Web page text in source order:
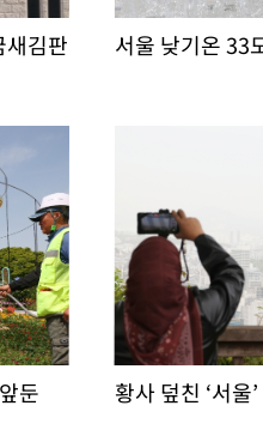
새김판 서울 낮기온 33
둔
황사 덮친 ‘서울’